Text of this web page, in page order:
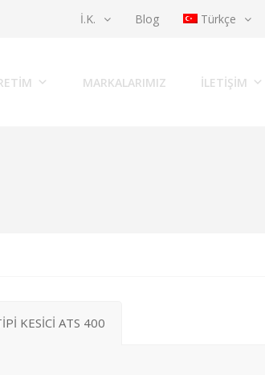
İ.K. Blog Türkçe
MARKALARIMIZ İLETIŞIM
KESİCİ ATS 400